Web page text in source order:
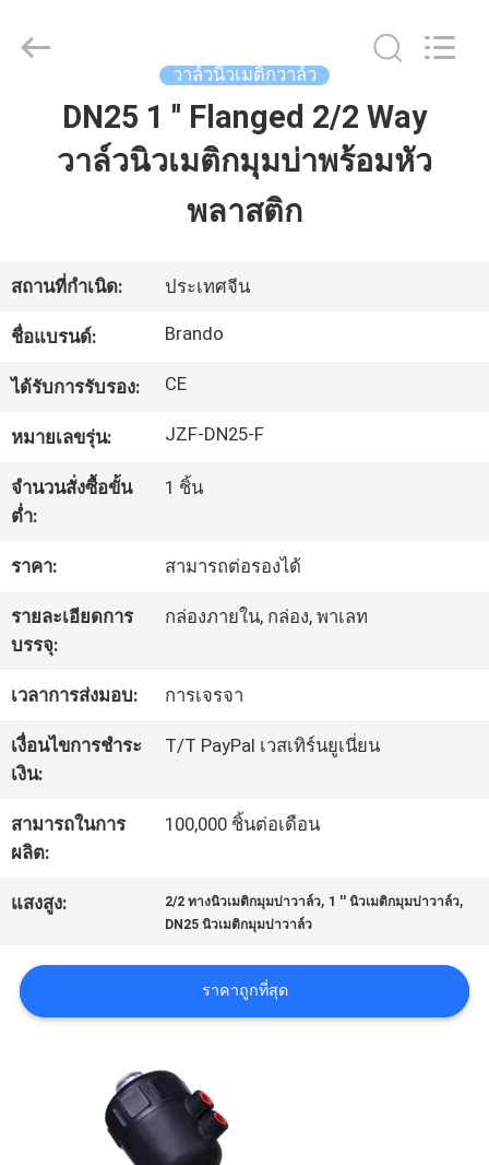
เกี่ยว
กับ
เรา
ทัวร์
โรงงาน
การ
ควบคุม
คุณภาพ
ติดต่อ
เรา
ขอ
ทุน
Ningbo
Brando
วาล์วนิวเมติกวาล์ว
DN25 1 '' Flanged 2/2 Way
วาล์วนิวเมติกมุมบ่าพร้อมหัว
พลาสติก
สถานที่กำเนิด: ประเทศจีน
ชื่อแบรนด์: Brando
ได้รับการรับรอง: CE
หมายเลขรุ่น: JZF-DN25-F
จำนวนสั่งซื้อขั้น
ต่ำ:
1 ชิ้น
ราคา: สามารถต่อรองได้
รายละเอียดการ
บรรจุ:
กล่องภายใน, กล่อง, พาเลท
เวลาการส่งมอบ: การเจรจา
เงื่อนไขการชำระ
เงิน:
T/T PayPal เวสเทิร์นยูเนี่ยน
สามารถในการ
ผลิต:
100,000 ชิ้นต่อเดือน
แสงสูง: 2/2 ทางนิวเมติกมุมบ่าวาล์ว, 1 '' นิวเมติกมุมบ่าวาล์ว,
DN25 นิวเมติกมุมบ่าวาล์ว
ราคาถูกที่สุด